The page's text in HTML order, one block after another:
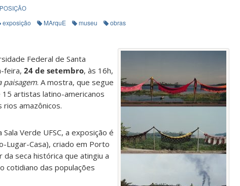
exposição MArquE museu
obras
Federal de Santa
feira, 24 de setembro, às 16h,
paisagem. A mostra, que segue
artistas latino-americanos
rios amazônicos.
Verde UFSC, a exposição é
Lugar-Casa), criado em Porto
da seca histórica que atingiu a
cotidiano das populações